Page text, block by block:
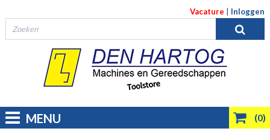
Vacature Inloggen
(0)
MENU